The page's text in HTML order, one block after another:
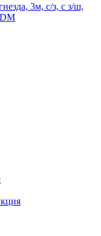
3м, с/з, с з/ш,